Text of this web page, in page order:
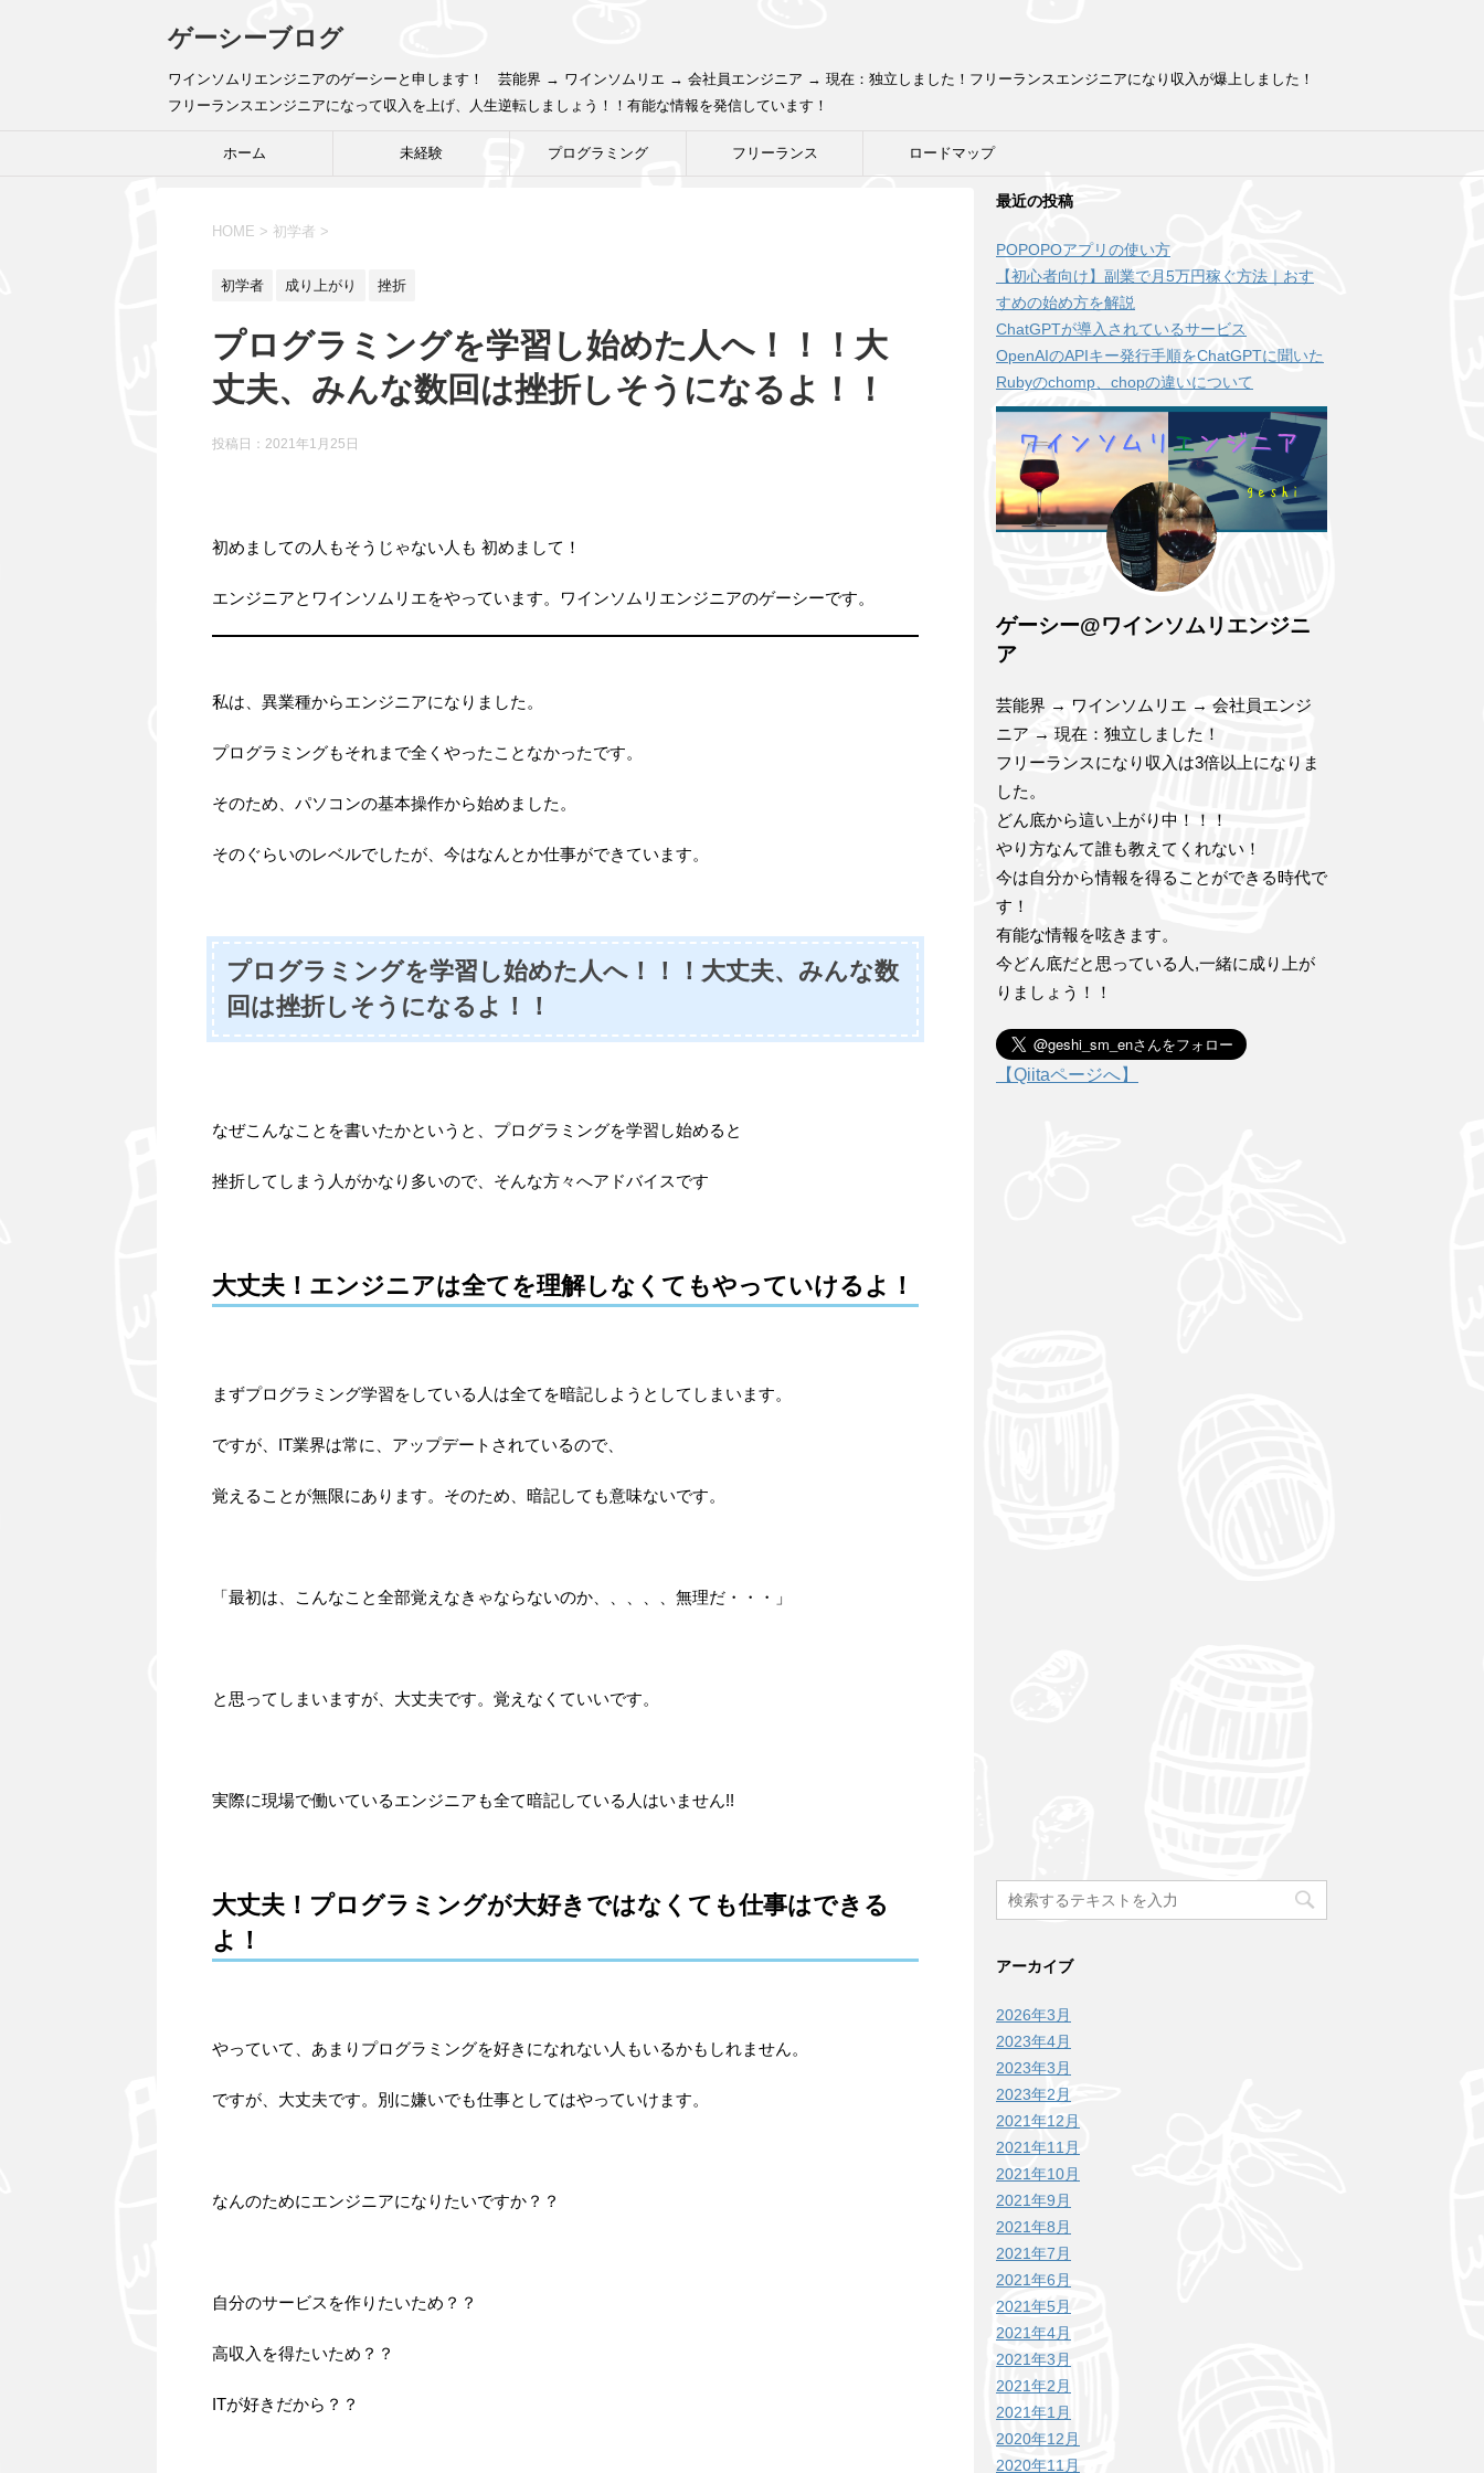
ゲーシーブログ
ワインソムリエンジニアのゲーシーと申します！ 芸能界 → ワインソムリエ → 会社員エンジニア → 現在：独立しました！フリーランスエンジニアになり収入が爆上しました！
フリーランスエンジニアになって収入を上げ、人生逆転しましょう！！有能な情報を発信しています！
ホーム 未経験 プログラミング フリーランス ロードマップ
HOME > 初学者 >
初学者 成り上がり 挫折
プログラミングを学習し始めた人へ！！！大
丈夫、みんな数回は挫折しそうになるよ！！
投稿日： 2021年1月25日
初めましての人もそうじゃない人も 初めまして！
エンジニアとワインソムリエをやっています。ワインソムリエンジニアのゲーシーです。
私は、異業種からエンジニアになりました。
プログラミングもそれまで全くやったことなかったです。
そのため、パソコンの基本操作から始めました。
そのぐらいのレベルでしたが、今はなんとか仕事ができています。
プログラミングを学習し始めた人へ！！！大丈夫、みんな数
回は挫折しそうになるよ！！
なぜこんなことを書いたかというと、プログラミングを学習し始めると
挫折してしまう人がかなり多いので、そんな方々へアドバイスです
大丈夫！エンジニアは全てを理解しなくてもやっていけるよ！
まずプログラミング学習をしている人は全てを暗記しようとしてしまいます。
ですが、IT業界は常に、アップデートされているので、
覚えることが無限にあります。そのため、暗記しても意味ないです。
「最初は、こんなこと全部覚えなきゃならないのか、、、、、無理だ・・・」
と思ってしまいますが、大丈夫です。覚えなくていいです。
実際に現場で働いているエンジニアも全て暗記している人はいません!!
大丈夫！プログラミングが大好きではなくても仕事はできる
よ！
やっていて、あまりプログラミングを好きになれない人もいるかもしれません。
ですが、大丈夫です。別に嫌いでも仕事としてはやっていけます。
なんのためにエンジニアになりたいですか？？
自分のサービスを作りたいため？？
高収入を得たいため？？
ITが好きだから？？
最近の投稿
POPOPOアプリの使い方
【初心者向け】副業で月5万円稼ぐ方法｜おす
すめの始め方を解説
ChatGPTが導入されているサービス
OpenAIのAPIキー発行手順をChatGPTに聞いた
Rubyのchomp、chopの違いについて
ゲーシー@ワインソムリエンジニ
ア
芸能界 → ワインソムリエ → 会社員エンジ
ニア → 現在：独立しました！
フリーランスになり収入は3倍以上になりま
した。
どん底から這い上がり中！！！
やり方なんて誰も教えてくれない！
今は自分から情報を得ることができる時代で
す！
有能な情報を呟きます。
今どん底だと思っている人,一緒に成り上が
りましょう！！
【Qiitaページへ】
アーカイブ
2026年3月
2023年4月
2023年3月
2023年2月
2021年12月
2021年11月
2021年10月
2021年9月
2021年8月
2021年7月
2021年6月
2021年5月
2021年4月
2021年3月
2021年2月
2021年1月
2020年12月
2020年11月